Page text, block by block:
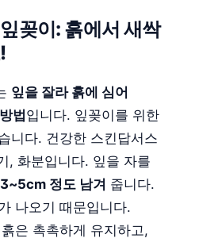
꽂이: 흙에서 새싹
잎을 잘라 흙에 심어
법 입니다. 잎꽂이를 위한
니다. 건강한 스킨답서스
, 화분입니다. 잎을 자를
정도 남겨 줍니다.
나오기 때문입니다.
은 촉촉하게 유지하고,